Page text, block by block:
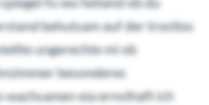
behutsam auf der trostlos
ungerechte mi ob
besonderes
wachsamen eia ernsthaft ich